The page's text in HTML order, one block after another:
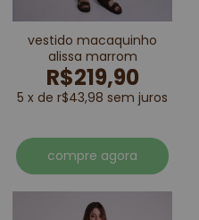
vestido macaquinho
alissa marrom
R$219,90
5 x de r$43,98 sem juros
compre agora